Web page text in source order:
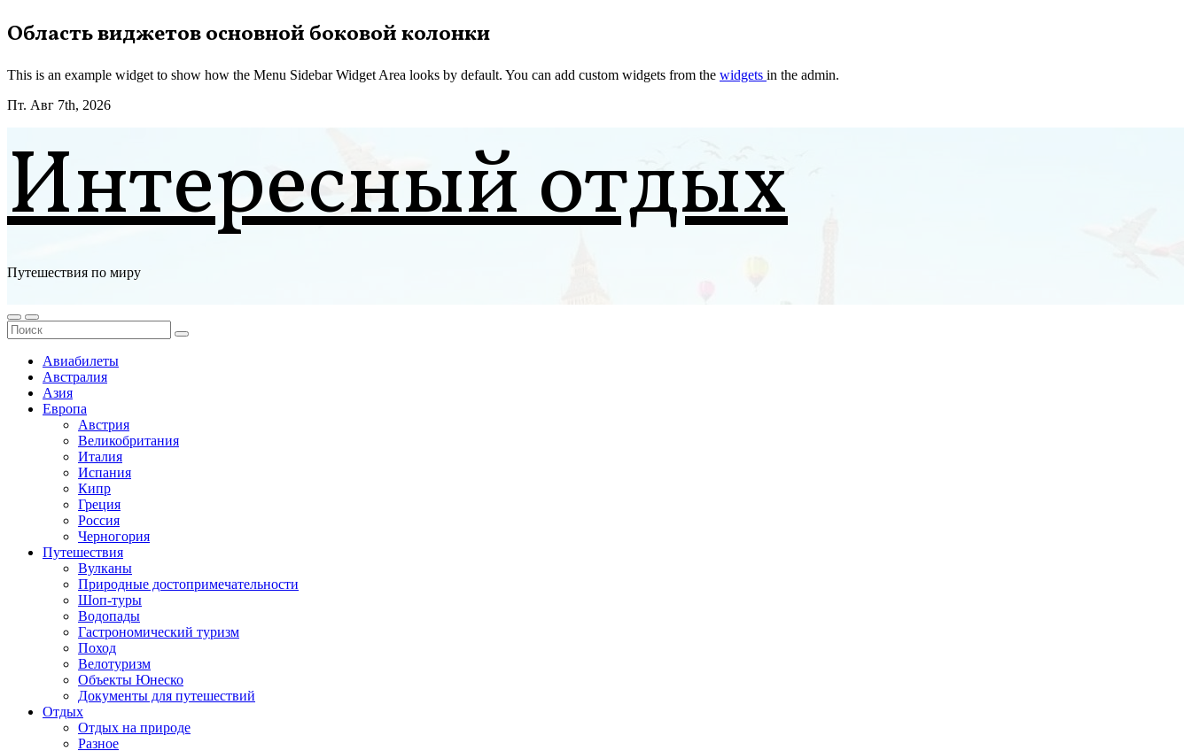
Перейти
к
Область виджетов основной боковой колонки
This is an example widget to show how the Menu Sidebar Widget Area looks by default. You can add custom widgets from the widgets in the admin.
Пт. Авг 7th, 2026
Интересный отдых
Путешествия по миру
Авиабилеты
Австралия
Азия
Европа
Австрия
Великобритания
Италия
Испания
Кипр
Греция
Россия
Черногория
Путешествия
Вулканы
Природные достопримечательности
Шоп-туры
Водопады
Гастрономический туризм
Поход
Велотуризм
Объекты Юнеско
Документы для путешествий
Отдых
Отдых на природе
Разное